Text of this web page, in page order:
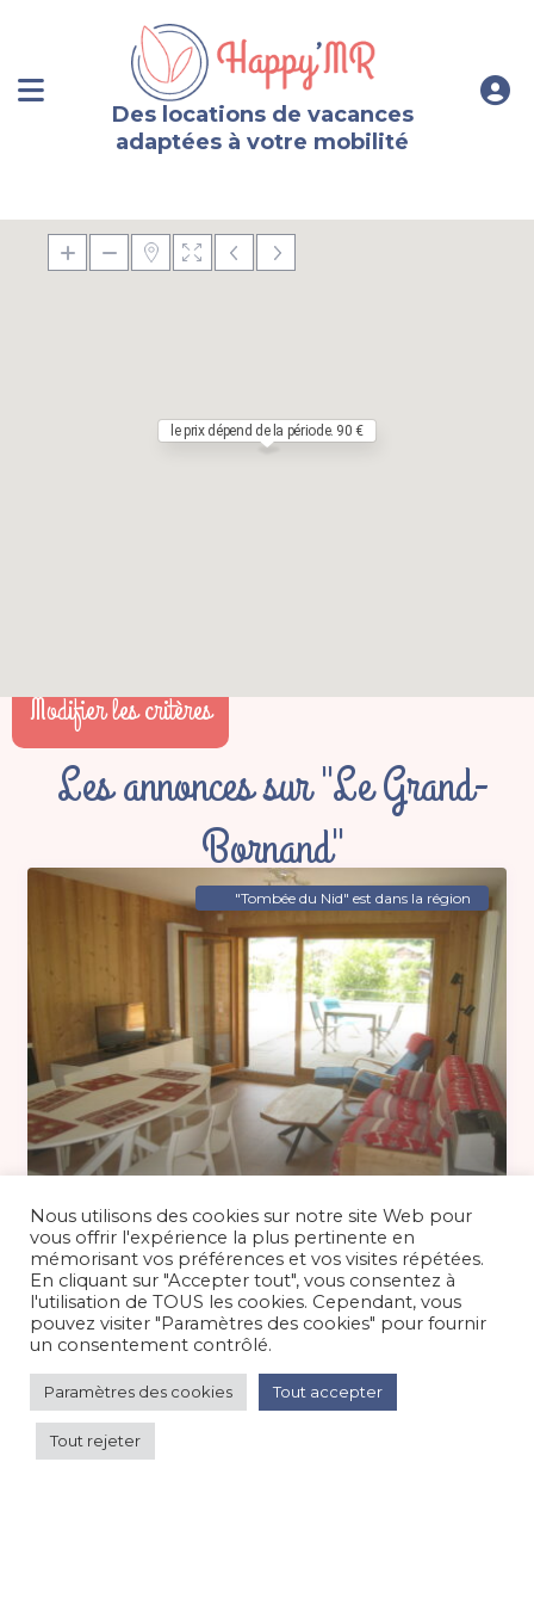
Des locations de vacances
adaptées à votre mobilité
le prix dépend de la période. 90 €
Modifier les critères
Les annonces sur "Le Grand-
Bornand"
le prix dépend de la période. 90 €/nuit
"Tombée du Nid" est dans la région
Très beau F3 au pied des pistes du
Chinaillon
Appartement /Montagne
Nous utilisons des cookies sur notre site Web pour
vous offrir l'expérience la plus pertinente en
mémorisant vos préférences et vos visites répétées.
En cliquant sur "Accepter tout", vous consentez à
l'utilisation de TOUS les cookies. Cependant, vous
pouvez visiter "Paramètres des cookies" pour fournir
un consentement contrôlé.
Paramètres des cookies Tout accepter
Tout rejeter